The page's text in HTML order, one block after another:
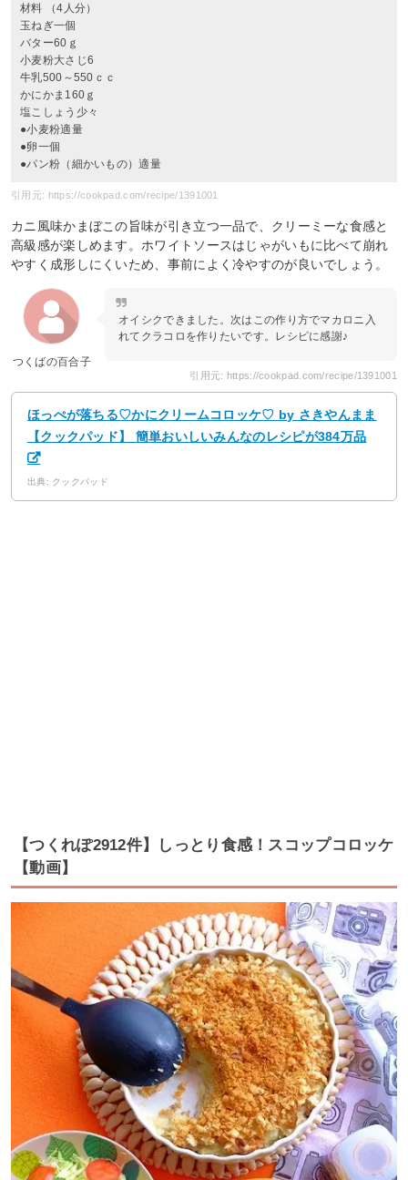
材料 （4人分）
玉ねぎ一個
バター60ｇ
小麦粉大さじ6
牛乳500～550ｃｃ
かにかま160ｇ
塩こしょう少々
●小麦粉適量
●卵一個
●パン粉（細かいもの）適量
引用元: https://cookpad.com/recipe/1391001
カニ風味かまぼこの旨味が引き立つ一品で、クリーミーな食感と
高級感が楽しめます。ホワイトソースはじゃがいもに比べて崩れ
やすく成形しにくいため、事前によく冷やすのが良いでしょう。
つくばの百合子
オイシクできました。次はこの作り方でマカロニ入
れてクラコロを作りたいです。レシピに感謝♪
引用元: https://cookpad.com/recipe/1391001
ほっぺが落ちる♡かにクリームコロッケ♡ by さきやんまま
【クックパッド】 簡単おいしいみんなのレシピが384万品
出典: クックパッド
【つくれぽ2912件】しっとり食感！スコップコロッケ
【動画】